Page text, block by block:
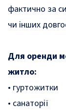
фактично за
чи інших
Для оренди
житло:
• гуртожитки
• санаторії